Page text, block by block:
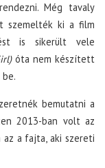
Még tavaly
szemelték ki a film
is sikerült vele
óta nem készített
bemutatni a
2013-ban volt az
az a fajta, aki szereti